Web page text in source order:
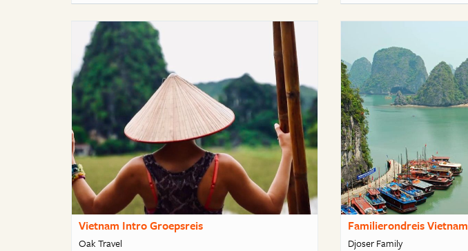
Vietnam Intro Groepsreis
Oak Travel
Familierondreis Vietnam
Djoser Family